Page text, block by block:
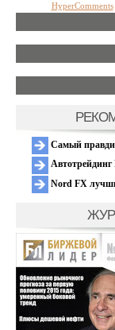
HyperComments
Самый
Автотрейдинг
Nord FX